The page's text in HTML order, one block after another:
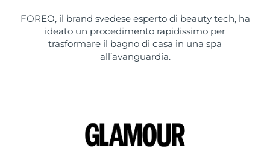
FOREO, il brand svedese esperto di beauty tech, ha
ideato un procedimento rapidissimo per
trasformare il bagno di casa in una spa
all’avanguardia.